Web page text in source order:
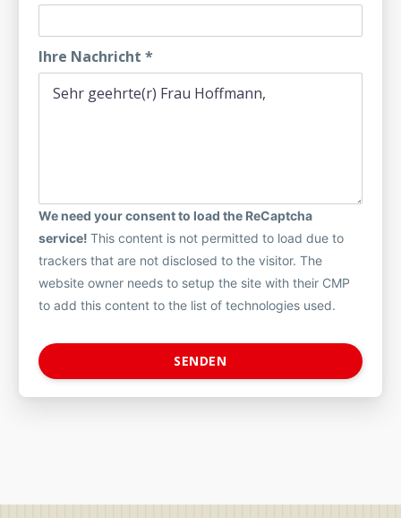
Ihre Nachricht *
We need your consent to load the ReCaptcha
service! This content is not permitted to load due to
trackers that are not disclosed to the visitor. The
website owner needs to setup the site with their CMP
to add this content to the list of technologies used.